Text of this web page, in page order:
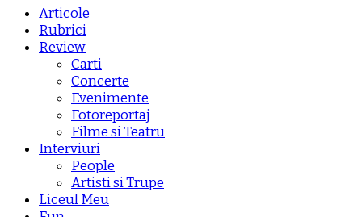
Articole
Rubrici
Review
Carti
Concerte
Evenimente
Fotoreportaj
Filme si Teatru
Interviuri
People
Artisti si Trupe
Liceul Meu